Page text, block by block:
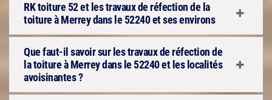
RK toiture 52 et les travaux de réfection de la
toiture à Merrey dans le 52240 et ses environs
Que faut-il savoir sur les travaux de réfection de
la toiture à Merrey dans le 52240 et les localités
avoisinantes ?